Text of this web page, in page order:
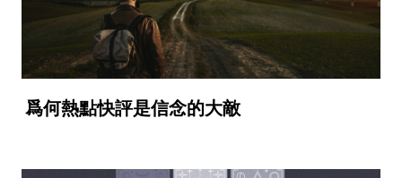
爲何熱點快評是信念的大敵